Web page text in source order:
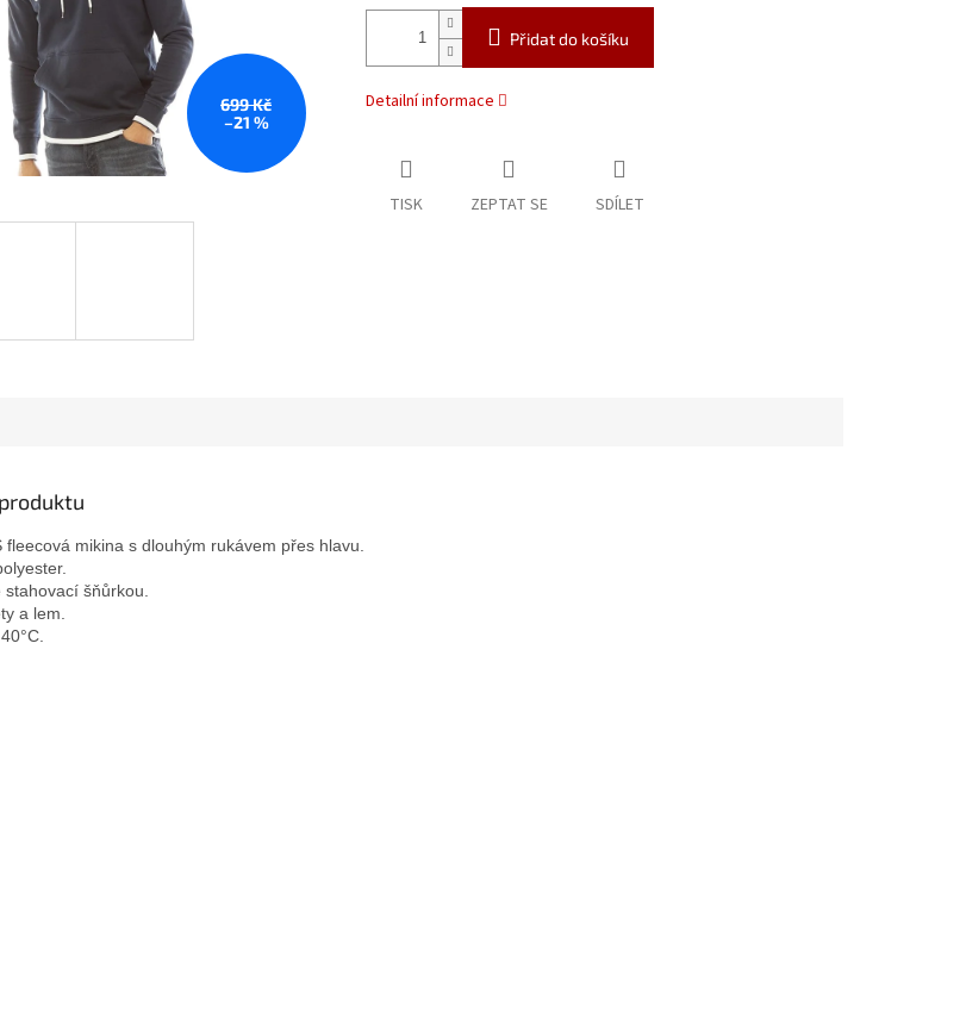
699 Kč
–21 %
Přidat do košíku
Detailní informace
TISK ZEPTAT SE SDÍLET
fleecová mikina s dlouhým rukávem přes hlavu.
šňůrkou.
a lem.